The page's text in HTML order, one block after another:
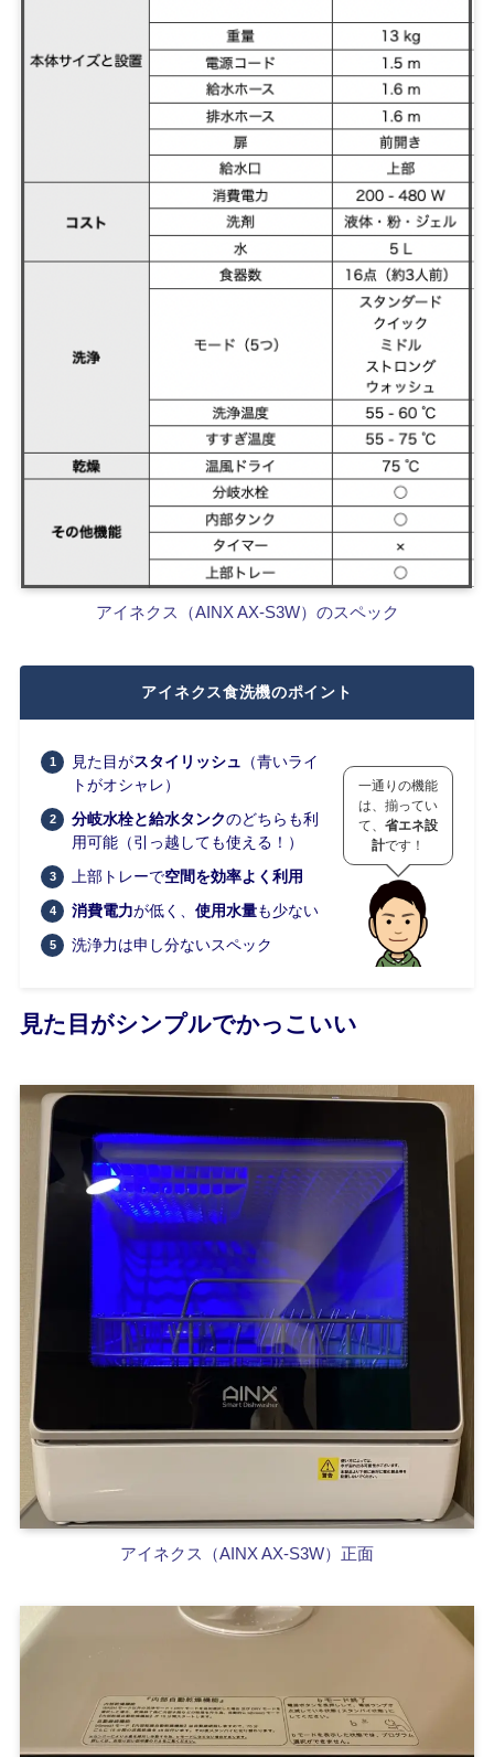
アイネクス（AINX AX-S3W）のスペック
アイネクス食洗機のポイント
見た目がスタイリッシュ （青いライ
トがオシャレ）
分岐水栓と給水タンクのどちらも利
用可能（引っ越しても使える！）
上部トレーで空間を効率よく利用
消費電力が低く、 使用水量も少ない
洗浄力は申し分ないスペック
一通りの機能
は、揃ってい
て、省エネ設
計です！
見た目がシンプルでかっこいい
アイネクス（AINX AX-S3W）正面